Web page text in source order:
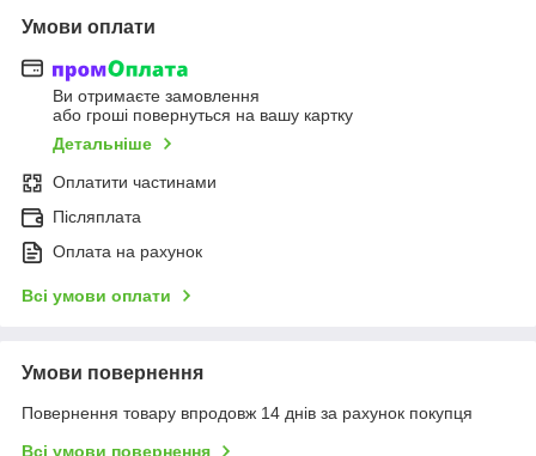
Умови оплати
Ви отримаєте замовлення
або гроші повернуться на вашу картку
Детальніше
Оплатити частинами
Післяплата
Оплата на рахунок
Всі умови оплати
Умови повернення
Повернення товару впродовж 14 днів за рахунок покупця
Всі умови повернення